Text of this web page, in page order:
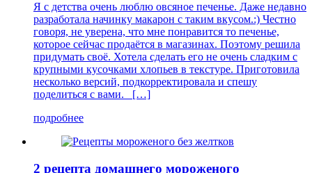
Я с детства очень люблю овсяное печенье. Даже недавно
разработала начинку макарон с таким вкусом.:) Честно
говоря, не уверена, что мне понравится то печенье,
которое сейчас продаётся в магазинах. Поэтому решила
придумать своё. Хотела сделать его не очень сладким с
крупными кусочками хлопьев в текстуре. Приготовила
несколько версий, подкорректировала и спешу
поделиться с вами. […]
подробнее
2 рецепта домашнего мороженого